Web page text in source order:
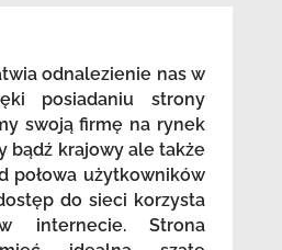
odnalezienie nas w
posiadaniu strony
swoją firmę na rynek
bądź krajowy ale także
połowa użytkowników
do sieci korzysta
internecie. Strona